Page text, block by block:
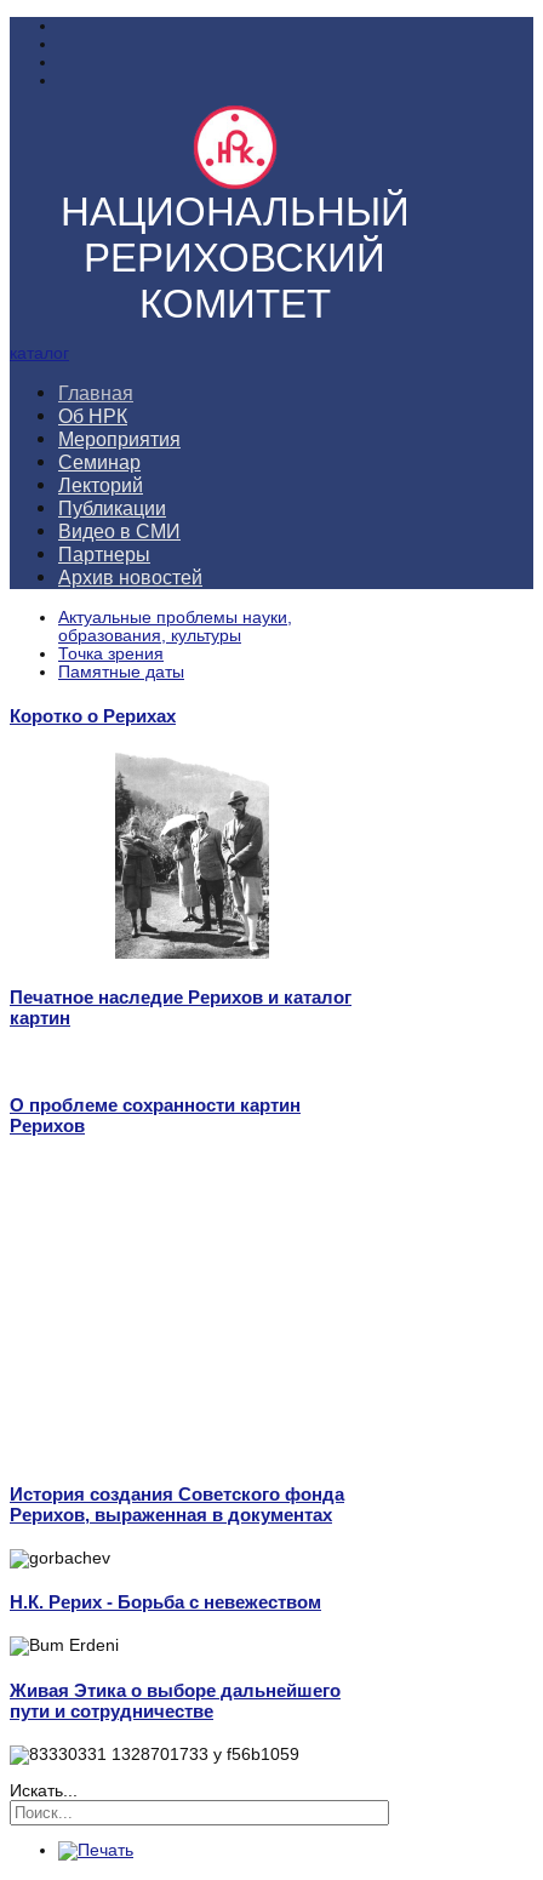
НАЦИОНАЛЬНЫЙ
РЕРИХОВСКИЙ
КОМИТЕТ
каталог
Главная
Об НРК
Мероприятия
Семинар
Лекторий
Публикации
Видео в СМИ
Партнеры
Архив новостей
Актуальные проблемы науки,
образования, культуры
Точка зрения
Памятные даты
Коротко о Рерихах
Печатное наследие Рерихов и каталог
картин
О проблеме сохранности картин
Рерихов
История создания Советского фонда
Рерихов, выраженная в документах
Н.К. Рерих - Борьба с невежеством
Живая Этика о выборе дальнейшего
пути и сотрудничестве
Искать...